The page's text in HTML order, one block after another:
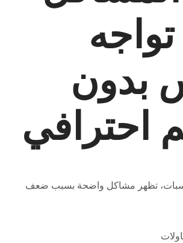
بدون
احترافي
تظهر مشاكل واضحة بسبب ضعف